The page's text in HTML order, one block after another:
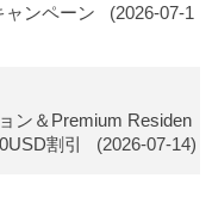
ャンペーン (2026-07-1
ン＆Premium Residen
割引
(2026-07-14)